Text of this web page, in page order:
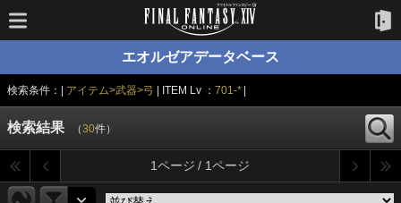
エオルゼアデータベース
検索条件：| アイテム>武器>弓 | ITEM Lv ： 701-*|
検索結果 （30件）
1ページ / 1ページ